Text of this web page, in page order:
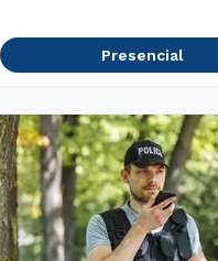
Presencial